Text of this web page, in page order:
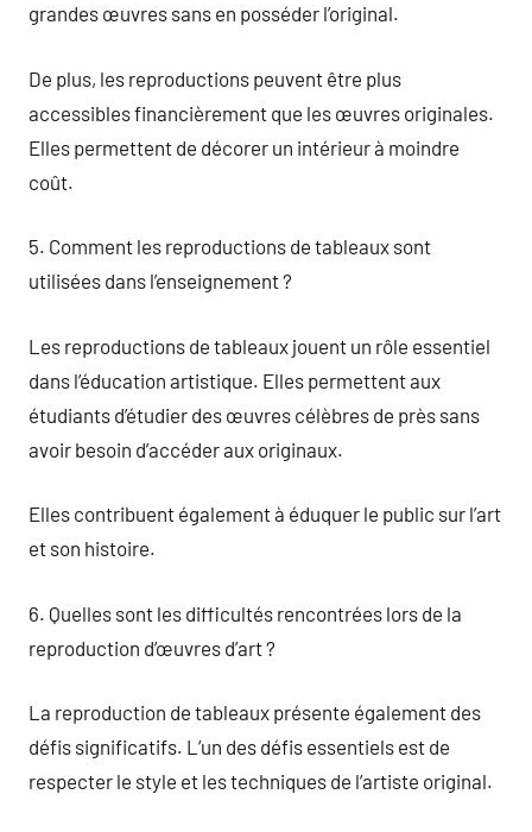
grandes œuvres sans en posséder l’original.
De plus, les reproductions peuvent être plus
accessibles financièrement que les œuvres originales.
Elles permettent de décorer un intérieur à moindre
coût.
5. Comment les reproductions de tableaux sont
utilisées dans l’enseignement ?
Les reproductions de tableaux jouent un rôle essentiel
dans l’éducation artistique. Elles permettent aux
étudiants d’étudier des œuvres célèbres de près sans
avoir besoin d’accéder aux originaux.
Elles contribuent également à éduquer le public sur l’art
et son histoire.
6. Quelles sont les difficultés rencontrées lors de la
reproduction d’œuvres d’art ?
La reproduction de tableaux présente également des
défis significatifs. L’un des défis essentiels est de
respecter le style et les techniques de l’artiste original.